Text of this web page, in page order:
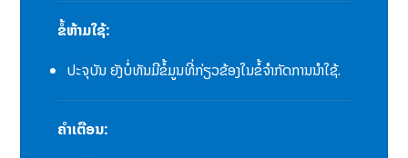
ຂໍ້ຫ້າມໃຊ້:
ປະຈຸບັນ ຍັງບໍ່ທັນມີຂໍ້ມູນທີ່ກ່ຽວຂ້ອງໃນຂໍ້ຈໍາກັດການນໍາໃຊ້.
ຄຳເຕືອນ: